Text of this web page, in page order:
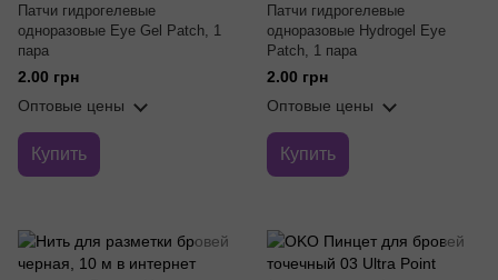
Патчи гидрогелевые
одноразовые Eye Gel Patch, 1
пара
2.00 грн
Оптовые цены
Купить
Патчи гидрогелевые
одноразовые Hydrogel Eye
Patch, 1 пара
2.00 грн
Оптовые цены
Купить